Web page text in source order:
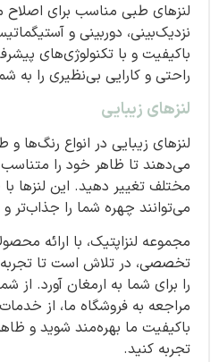
لنزهای طبی مناسب برای اصلاح
نزدیک‌بینی، دوربینی و
باکیفیت و با تکنولوژی‌های
راحتی و کارایی بی‌نظیری را به
لنزهای زیبایی
لنزهای زیبایی در انواع رنگ‌ها
می‌دهند تا ظاهر خود را
مختلف تغییر دهید. این لنزها
می‌توانند چهره شما را جذاب‌تر و
مجموعه لنزاپتیک، با ارائه
تخصصی، در تلاش است تا
را برای شما به ارمغان آورد. از
مراجعه به فروشگاه ما، از
باکیفیت ما بهره‌مند شوید و
تجربه کنید.